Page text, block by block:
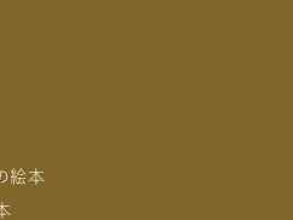
絵本
日プレゼントの絵本
絵本